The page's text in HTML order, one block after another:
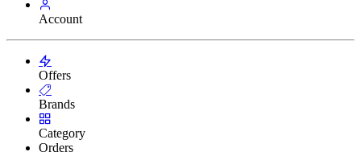
Account
Offers
Brands
Category
Orders